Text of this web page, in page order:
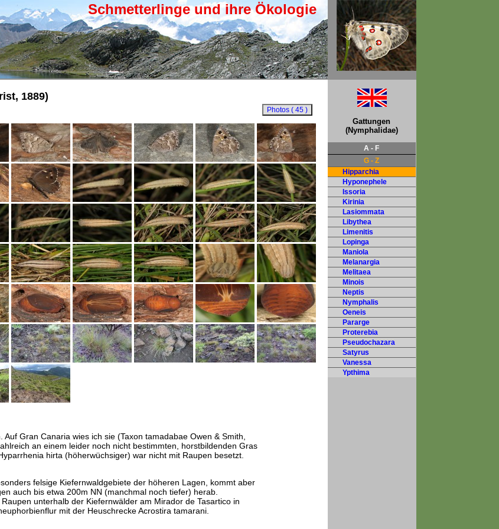
Schmetterlinge und ihre Ökologie
1889)
Gran Canaria wies ich sie (Taxon tamadabae Owen & Smith,
an einem leider noch nicht bestimmten, horstbildenden Gras
hirta (höherwüchsiger) war nicht mit Raupen besetzt.
felsige Kiefernwaldgebiete der höheren Lagen, kommt aber
auch bis etwa 200m NN (manchmal noch tiefer) herab.
unterhalb der Kiefernwälder am Mirador de Tasartico in
mit der Heuschrecke Acrostira tamarani.
Gattungen
(Nymphalidae)
A - F
G - Z
Hipparchia
Hyponephele
Issoria
Kirinia
Lasiommata
Libythea
Limenitis
Lopinga
Maniola
Melanargia
Melitaea
Minois
Neptis
Nymphalis
Oeneis
Pararge
Proterebia
Pseudochazara
Satyrus
Vanessa
Ypthima